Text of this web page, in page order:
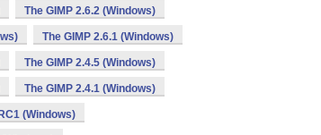
The GIMP 2.6.2 (Windows)
The GIMP 2.6.1 (Windows)
The GIMP 2.4.5 (Windows)
The GIMP 2.4.1 (Windows)
(Windows)